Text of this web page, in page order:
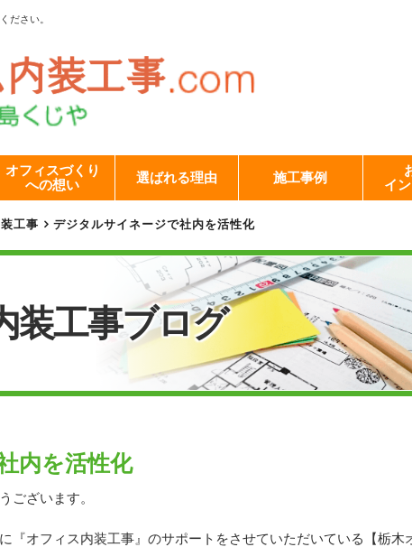
ださい。
オフィスづくり
への想い
選ばれる理由 施工事例
イ
工事 デジタルサイネージで社内を活性化
装工事ブログ
内を活性化
ございます。
『オフィス内装工事』のサポートをさせていただいている【栃木